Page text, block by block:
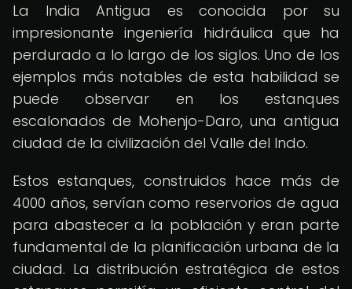
La India Antigua es conocida por su
impresionante ingeniería hidráulica que ha
perdurado a lo largo de los siglos. Uno de los
ejemplos más notables de esta habilidad se
puede observar en los estanques
escalonados de Mohenjo-Daro, una antigua
ciudad de la civilización del Valle del Indo.
Estos estanques, construidos hace más de
4000 años, servían como reservorios de agua
para abastecer a la población y eran parte
fundamental de la planificación urbana de la
ciudad. La distribución estratégica de estos